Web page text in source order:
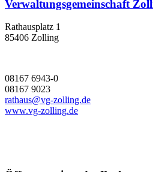
Verwaltungsgemeinschaft
Rathausplatz 1
85406 Zolling
08167 6943-0
08167 9023
rathaus@vg-zolling.de
www.vg-zolling.de